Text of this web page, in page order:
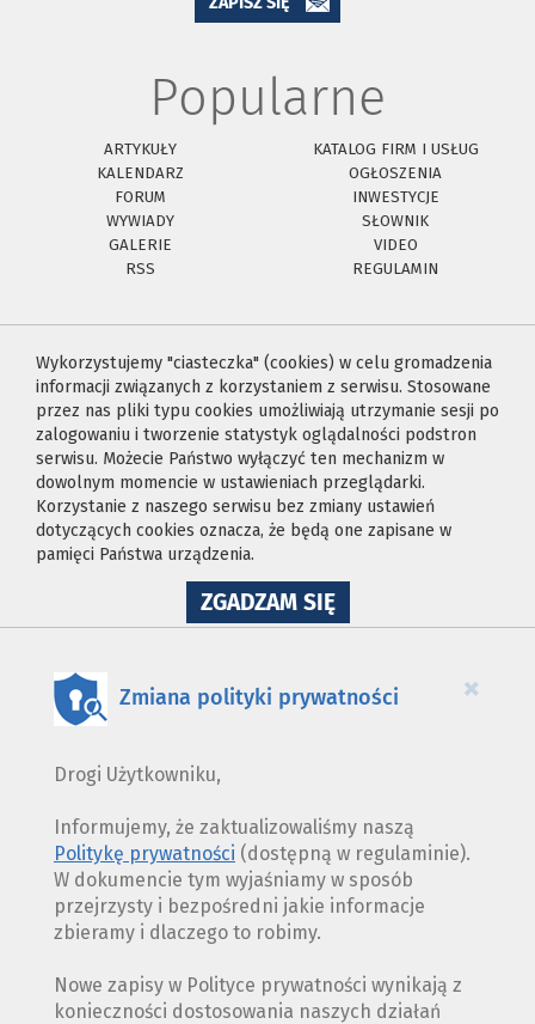
Popularne
ARTYKUŁY
KATALOG FIRM I USŁUG
KALENDARZ
OGŁOSZENIA
FORUM
INWESTYCJE
WYWIADY
SŁOWNIK
GALERIE
VIDEO
RSS
REGULAMIN
Wykorzystujemy "ciasteczka" (cookies) w celu gromadzenia
informacji związanych z korzystaniem z serwisu. Stosowane
przez nas pliki typu cookies umożliwiają utrzymanie sesji po
zalogowaniu i tworzenie statystyk oglądalności podstron
serwisu. Możecie Państwo wyłączyć ten mechanizm w
dowolnym momencie w ustawieniach przeglądarki.
Korzystanie z naszego serwisu bez zmiany ustawień
dotyczących cookies oznacza, że będą one zapisane w
pamięci Państwa urządzenia.
ZGADZAM SIĘNA
WYKORZYSTANIE
×
Zmiana polityki prywatności
Drogi Użytkowniku,
Informujemy, że zaktualizowaliśmy naszą
Politykę prywatności (dostępną w regulaminie).
W dokumencie tym wyjaśniamy w sposób
przejrzysty i bezpośredni jakie informacje
zbieramy i dlaczego to robimy.
Nowe zapisy w Polityce prywatności wynikają z
konieczności dostosowania naszych działań